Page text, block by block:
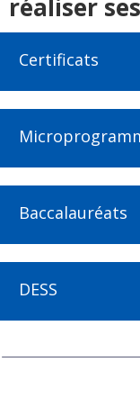
réaliser
Certificats
Baccalauréats
DESS